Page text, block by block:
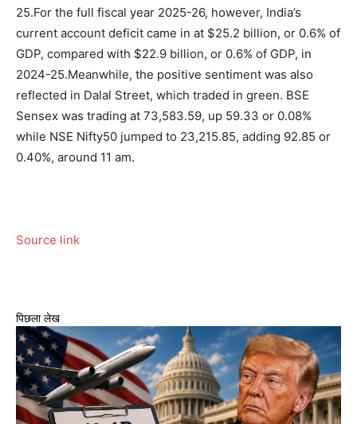
25.For the full fiscal year 2025-26, however, India’s
current account deficit came in at $25.2 billion, or 0.6% of
GDP, compared with $22.9 billion, or 0.6% of GDP, in
2024-25.Meanwhile, the positive sentiment was also
reflected in Dalal Street, which traded in green. BSE
Sensex was trading at 73,583.59, up 59.33 or 0.08%
while NSE Nifty50 jumped to 23,215.85, adding 92.85 or
0.40%, around 11 am.
Source link
पिछला लेख